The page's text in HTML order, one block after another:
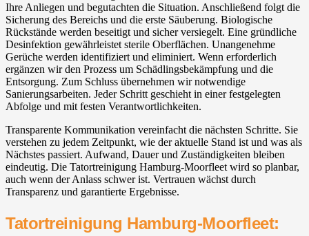
Ihre Anliegen und begutachten die Situation. Anschließend folgt die
Sicherung des Bereichs und die erste Säuberung. Biologische
Rückstände werden beseitigt und sicher versiegelt. Eine gründliche
Desinfektion gewährleistet sterile Oberflächen. Unangenehme
Gerüche werden identifiziert und eliminiert. Wenn erforderlich
ergänzen wir den Prozess um Schädlingsbekämpfung und die
Entsorgung. Zum Schluss übernehmen wir notwendige
Sanierungsarbeiten. Jeder Schritt geschieht in einer festgelegten
Abfolge und mit festen Verantwortlichkeiten.
Transparente Kommunikation vereinfacht die nächsten Schritte. Sie
verstehen zu jedem Zeitpunkt, wie der aktuelle Stand ist und was als
Nächstes passiert. Aufwand, Dauer und Zuständigkeiten bleiben
eindeutig. Die Tatortreinigung Hamburg-Moorfleet wird so planbar,
auch wenn der Anlass schwer ist. Vertrauen wächst durch
Transparenz und garantierte Ergebnisse.
Tatortreinigung Hamburg-Moorfleet: